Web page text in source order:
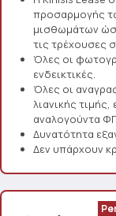
προσαρμογής
μισθωμάτων
τις τρέχουσες
Όλες οι
ενδεικτικές.
Όλες οι
λιανικής
αναλογούντα
Δυνατότητα
Δεν υπάρχουν